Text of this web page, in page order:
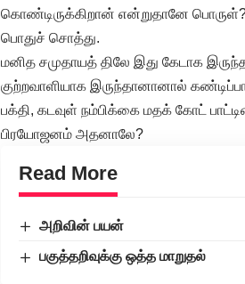
கொண்டிருக்கிறான் என்றுதானே
பொதுச் சொத்து.
மனித சமுதாயத் திலே இது கேடாக
குற்றவாளியாக இருந்தானானால்
பக்தி, கடவுள் நம்பிக்கை மதக் கோட்
பிரயோஜனம் அதனாலே?
Read More
அறிவின் பயன்
பகுத்தறிவுக்கு ஒத்த மாறுதல்